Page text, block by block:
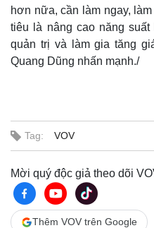
Doanh nghiệp
Thông tin doanh nghiệp
Doanh nghiệp 24h
Doanh nhân
Vì cộng đồng
hơn nữa, cần làm ngay,
tiêu là nâng cao năng
quản trị và làm gia tăng
Quang Dũng nhấn mạnh./
Tag: VOV
Mời quý độc giả theo dõi
Thêm VOV trên Google